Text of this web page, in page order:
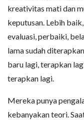
kreativitas mati dan
keputusan. Lebih
evaluasi, perbaiki,
lama sudah
baru lagi, terapkan
terapkan lagi.
Mereka punya
kebanyakan teori.